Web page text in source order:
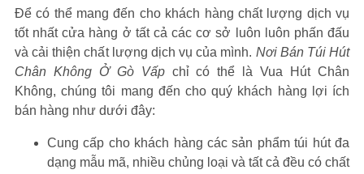
Để có thể mang đến cho khách hàng chất lượng dịch vụ
tốt nhất cửa hàng ở tất cả các cơ sở luôn luôn phấn đấu
và cải thiện chất lượng dịch vụ của mình. Nơi Bán Túi Hút
Chân Không Ở Gò Vấp chỉ có thể là Vua Hút Chân
Không, chúng tôi mang đến cho quý khách hàng lợi ích
bán hàng như dưới đây:
Cung cấp cho khách hàng các sản phẩm túi hút đa
dạng mẫu mã, nhiều chủng loại và tất cả đều có chất